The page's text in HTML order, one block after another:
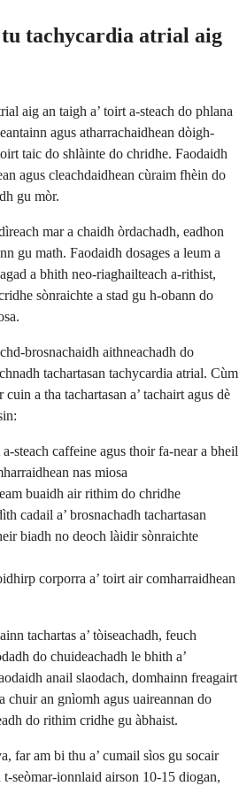
tachycardia atrial aig
aig an taigh a’ toirt a-steach do phlana
agus atharrachaidhean dòigh-
taic do shlàinte do chridhe. Faodaidh
agus cleachdaidhean cùraim fhèin do
gu mòr.
mar a chaidh òrdachadh, eadhon
gu math. Faodaidh dosages a leum a
a bhith neo-riaghailteach a-rithist,
sònraichte a stad gu h-obann do
brosnachaidh aithneachadh do
tachartasan tachycardia atrial. Cùm
a tha tachartasan a’ tachairt agus dè
steach caffeine agus thoir fa-near a bheil
nas miosa
buaidh air rithim do chridhe
cadail a’ brosnachadh tachartasan
biadh no deoch làidir sònraichte
corporra a’ toirt air comharraidhean
tachartas a’ tòiseachadh, feuch
do chuideachadh le bhith a’
anail slaodach, domhainn freagairt
chuir an gnìomh agus uaireannan do
do rithim cridhe gu àbhaist.
far am bi thu a’ cumail sìos gu socair
seòmar-ionnlaid airson 10-15 diogan,